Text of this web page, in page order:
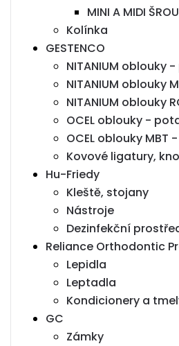
MINI A MIDI
Kolínka
GESTENCO
NITANIUM oblouky
NITANIUM oblouky
NITANIUM oblouky
OCEL oblouky -
OCEL oblouky
Kovové ligatury,
Hu-Friedy
Kleště, stojany
Nástroje
Dezinfekční
Reliance Orthodontic
Lepidla
Leptadla
Kondicionery a
GC
Zámky